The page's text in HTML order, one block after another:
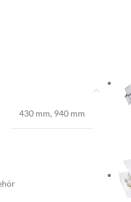
430 mm, 940 mm